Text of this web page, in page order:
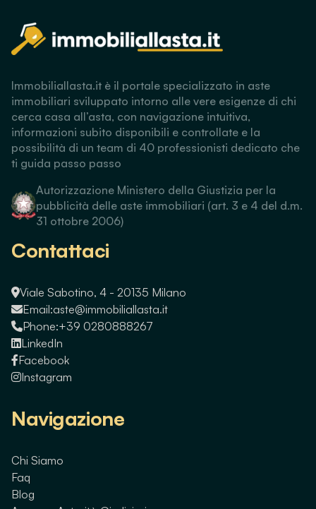
Immobiliallasta.it è il portale specializzato in aste
immobiliari sviluppato intorno alle vere esigenze di chi
cerca casa all’asta, con navigazione intuitiva,
informazioni subito disponibili e controllate e la
possibilità di un team di 40 professionisti dedicato che
ti guida passo passo
Autorizzazione Ministero della Giustizia per la
pubblicità delle aste immobiliari (art. 3 e 4 del d.m.
31 ottobre 2006)
Contattaci
Viale Sabotino, 4 - 20135 Milano
Email:aste@immobiliallasta.it
Phone:+39 0280888267
LinkedIn
Facebook
Instagram
Navigazione
Chi Siamo
Faq
Blog